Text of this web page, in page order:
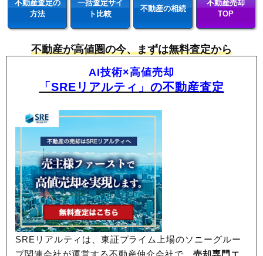
不動産査定の
方法
一括査定サイ
ト比較
不動産の相続
不動産売却
TOP
不動産が高値圏の今、まずは無料査定から
AI技術×高値売却
「SREリアルティ」の不動産査定
SREリアルティは、東証プライム上場のソニーグルー